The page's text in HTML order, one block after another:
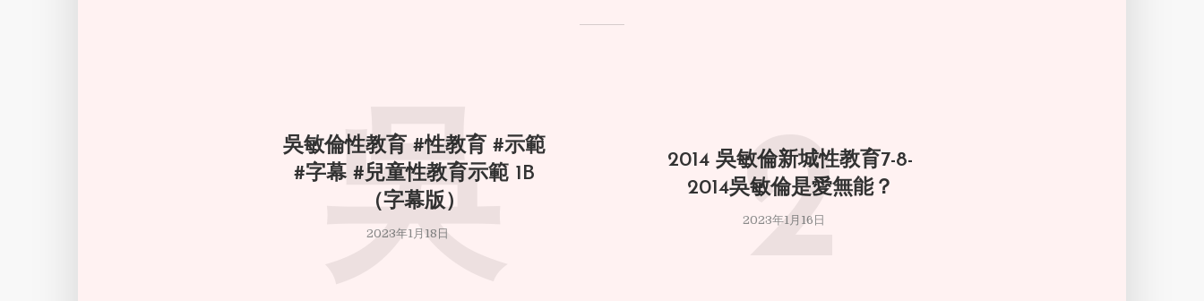
吳敏倫性教育 #性教育 #示範
#字幕 #兒童性教育示範 1B
（字幕版）
2023年1月18日
吳
2014 吳敏倫新城性教育7-8-
2014吳敏倫是愛無能？
2023年1月16日
2